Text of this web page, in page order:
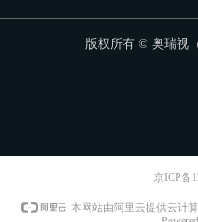
版权所有 © 奥瑞视
京ICP备
本网站由阿里云提供云计